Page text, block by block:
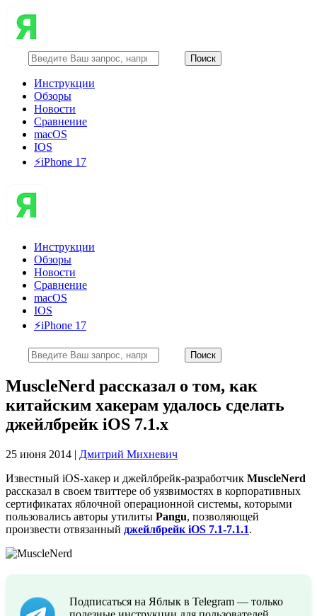
Инструкции
Обзоры
Новости
Сравнение
macOS
IOS
⚡️iPhone 17
Инструкции
Обзоры
Новости
Сравнение
macOS
IOS
⚡️iPhone 17
MuscleNerd рассказал о том, как
китайским хакерам удалось сделать
джейлбрейк iOS 7.1.x
25 июня 2014 | Дмитрий Михневич
Известный iOS-хакер и джейлбрейк-разработчик MuscleNerd
рассказал в своем твиттере об уязвимостях в корпоративных
сертификатах яблочной операционной системы, которыми
пользовались авторы утилиты Pangu, позволяющей
произвести отвязанный джейлбрейк iOS 7.1-7.1.1.
Подписаться на Яблык в Telegram — только